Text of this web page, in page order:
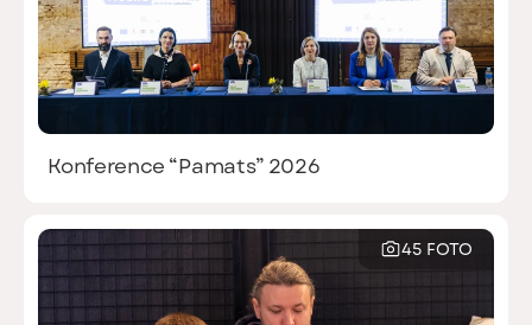
Konference “Pamats” 2026
45 FOTO